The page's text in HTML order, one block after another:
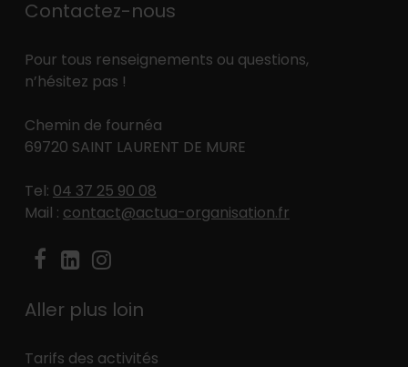
Contactez-nous
Pour tous renseignements ou questions,
n’hésitez pas !
Chemin de fournéa
69720 SAINT LAURENT DE MURE
Tel: 04 37 25 90 08
Mail : contact@actua-organisation.fr
Aller plus loin
Tarifs des activités